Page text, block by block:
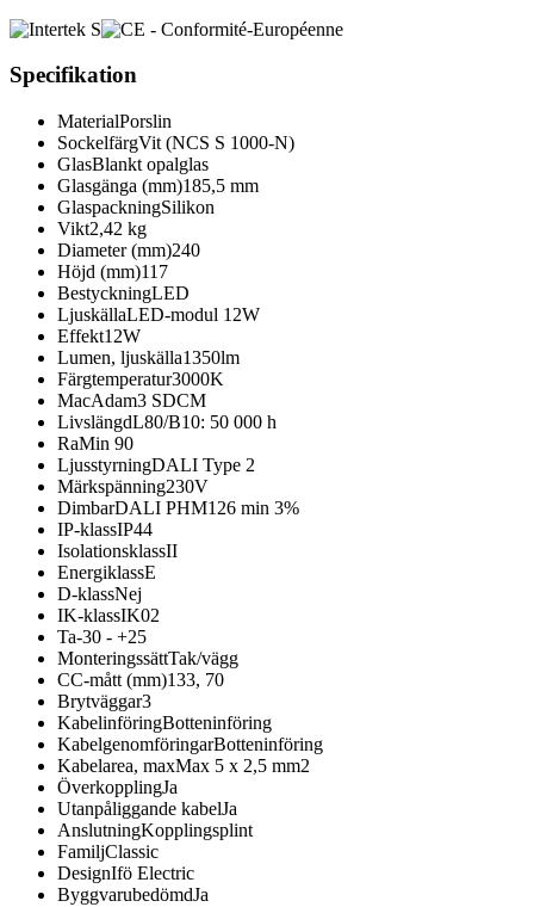
Specifikation
MaterialPorslin
SockelfärgVit (NCS S 1000-N)
GlasBlankt opalglas
Glasgänga (mm)185,5 mm
GlaspackningSilikon
Vikt2,42 kg
Diameter (mm)240
Höjd (mm)117
BestyckningLED
LjuskällaLED-modul 12W
Effekt12W
Lumen, ljuskälla1350lm
Färgtemperatur3000K
MacAdam3 SDCM
LivslängdL80/B10: 50 000 h
RaMin 90
LjusstyrningDALI Type 2
Märkspänning230V
DimbarDALI PHM126 min 3%
IP-klassIP44
IsolationsklassII
EnergiklassE
D-klassNej
IK-klassIK02
Ta-30 - +25
MonteringssättTak/vägg
CC-mått (mm)133, 70
Brytväggar3
KabelinföringBotteninföring
KabelgenomföringarBotteninföring
Kabelarea, maxMax 5 x 2,5 mm2
ÖverkopplingJa
Utanpåliggande kabelJa
AnslutningKopplingsplint
FamiljClassic
DesignIfö Electric
ByggvarubedömdJa